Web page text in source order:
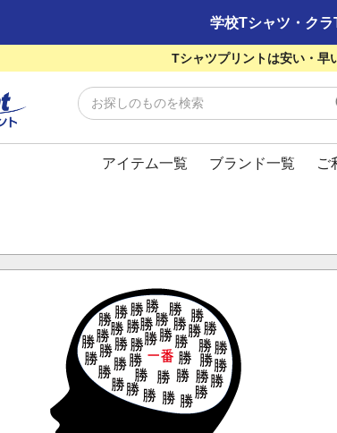
学校Tシャツ・ク
Tシャツプリントは安い・早
アイテム一覧 ブランド一覧 ご